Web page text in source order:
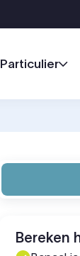
Particulier
Bereken